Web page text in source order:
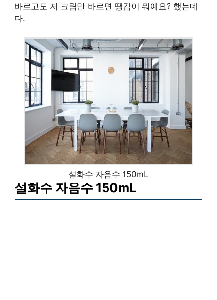
바르고도 저 크림만 바르면 땡김이 뭐예요? 했는데
다.
설화수 자음수 150mL
설화수 자음수 150mL